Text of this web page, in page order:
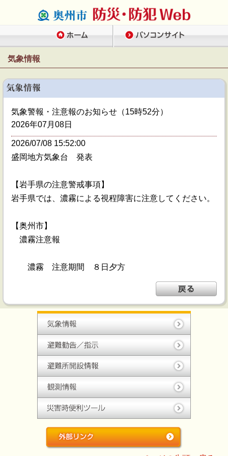
気象情報
気象警報・注意報のお知らせ（15時52分）
2026年07月08日
2026/07/08 15:52:00
盛岡地方気象台 発表
【岩手県の注意警戒事項】
岩手県では、濃霧による視程障害に注意してください。
【奥州市】
濃霧注意報
濃霧 注意期間 ８日夕方